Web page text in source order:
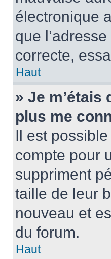
électronique
que
correcte,
Haut
» Je
plus me
Il est
compte pour
suppriment
taille de leur
nouveau et
du forum.
Haut